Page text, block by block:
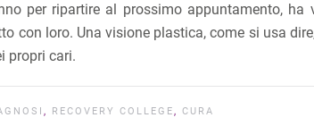
per ripartire al prossimo appuntamento, ha
con loro. Una visione plastica, come si usa
propri cari.
, RECOVERY COLLEGE, CURA